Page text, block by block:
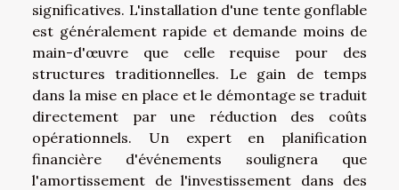
significatives. L'installation d'une tente gonflable
est généralement rapide et demande moins de
main-d'œuvre que celle requise pour des
structures traditionnelles. Le gain de temps
dans la mise en place et le démontage se traduit
directement par une réduction des coûts
opérationnels. Un expert en planification
financière d'événements soulignera que
l'amortissement de l'investissement dans des